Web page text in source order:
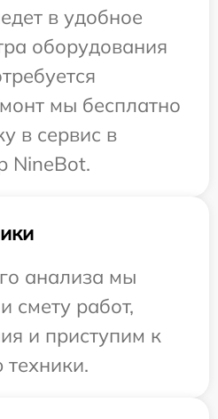
в удобное
оборудования
мы бесплатно
в сервис в
NineBot.
анализа мы
смету работ,
и приступим к
техники.